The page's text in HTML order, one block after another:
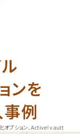
ンを
例
オプション、Active! vault